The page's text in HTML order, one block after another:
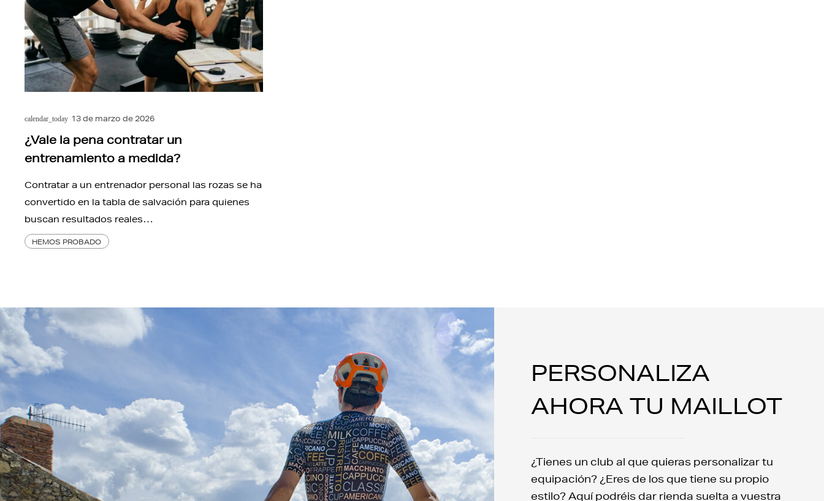
calendar_today 13 de marzo de 2026
¿Vale la pena contratar un
entrenamiento a medida?
Contratar a un entrenador personal las rozas se ha
convertido en la tabla de salvación para quienes
buscan resultados reales…
HEMOS PROBADO
PERSONALIZA
AHORA TU MAILLOT
¿Tienes un club al que quieras personalizar tu
equipación? ¿Eres de los que tiene su propio
estilo? Aquí podréis dar rienda suelta a vuestra